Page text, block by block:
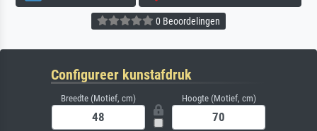
0 Beoordelingen
Configureer kunstafdruk
Breedte (Motief, cm) Hoogte (Motief, cm)